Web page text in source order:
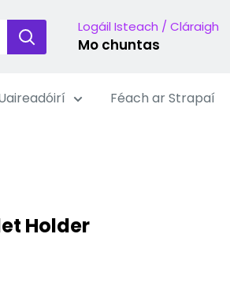
Logáil Isteach / Cláraigh
Mo chuntas
Féach ar Strapaí
Holder